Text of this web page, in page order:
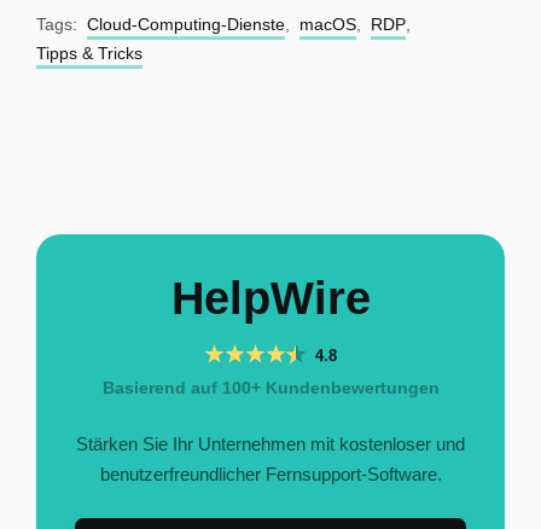
Tags: Cloud-Computing-Dienste macOS RDP
Tipps & Tricks
HelpWire
4.8
Basierend auf 100+ Kundenbewertungen
Stärken Sie Ihr Unternehmen mit kostenloser und
benutzerfreundlicher Fernsupport-Software.